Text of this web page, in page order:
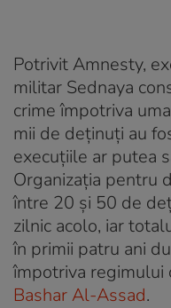
Potrivit Amnesty,
militar Sednaya
crime împotriva
mii de deținuți au
execuțiile ar putea
Organizația pentru
între 20 și 50 de
zilnic acolo, iar
în primii patru ani
împotriva regimului
Bashar Al-Assad.